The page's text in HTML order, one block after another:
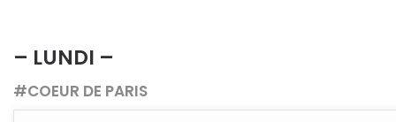
– LUNDI –
#COEUR DE PARIS